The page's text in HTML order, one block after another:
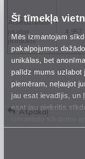
Šī tīmekļa
Mēs izmantojam
pakalpojumos
unikālas, bet
palīdz mums uzlabot
piemēram, neļaujot
jau esat ievadījis, un
esat jau piekritis
izmantoto sīkdatņu
mūsuPrivātuma
Atslēdzamās
jaudas
produkts
4 957
Atpakaļ